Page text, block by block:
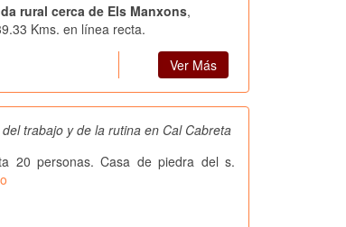
rural cerca de Els Manxons,
Kms. en línea recta.
Ver Más
trabajo y de la rutina en Cal Cabreta
20 personas. Casa de piedra del s.